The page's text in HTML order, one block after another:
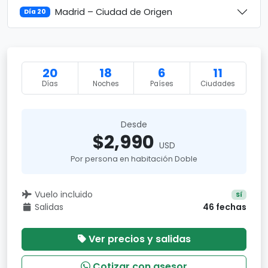
Día 20 Madrid – Ciudad de Origen
20
Días
18
Noches
6
Países
11
Ciudades
Desde
$2,990 USD
Por persona en habitación Doble
Vuelo incluido Sí
Salidas 46 fechas
Ver precios y salidas